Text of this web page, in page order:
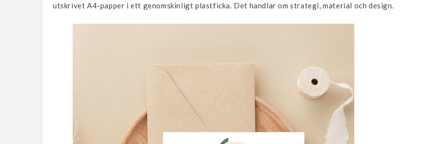
utskrivet A4-papper i ett genomskinligt plastficka. Det handlar om strategi, material och design.